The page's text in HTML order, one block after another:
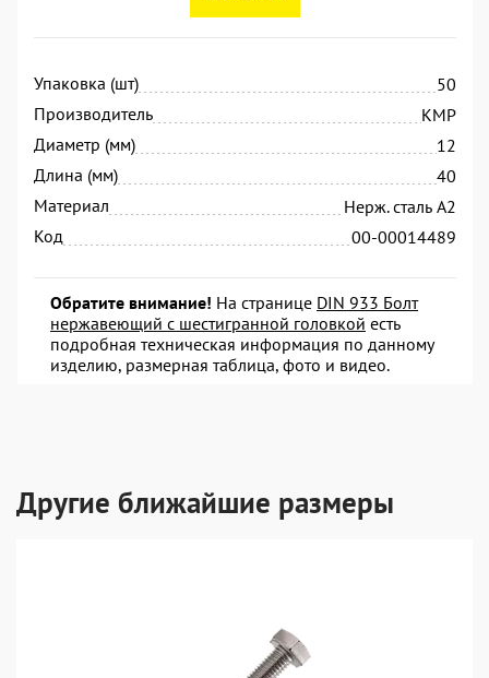
Упаковка (шт)
50
Производитель
KMP
Диаметр (мм)
12
Длина (мм)
40
Материал
Нерж. сталь А2
Код
00-00014489
Обратите внимание! На странице DIN 933 Болт
нержавеющий с шестигранной головкой есть
подробная техническая информация по данному
изделию, размерная таблица, фото и видео.
Другие ближайшие размеры